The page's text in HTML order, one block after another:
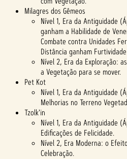
Milagres dos Gêmeos
Nível 1, Era da Antiguidade
ganham a Habilidade de
Combate contra Unidades
Distância ganham
Nível 2, Era da Exploração:
a Vegetação para se mover.
Pet Kot
Nível 1, Era da Antiguidade
Melhorias no Terreno
Tzolk'in
Nível 1, Era da Antiguidade
Edificações de Felicidade.
Nível 2, Era Moderna: o
Celebração.